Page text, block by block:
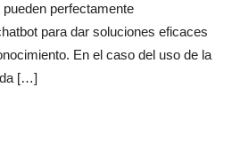
perfectamente
para dar soluciones eficaces
En el caso del uso de la
[…]